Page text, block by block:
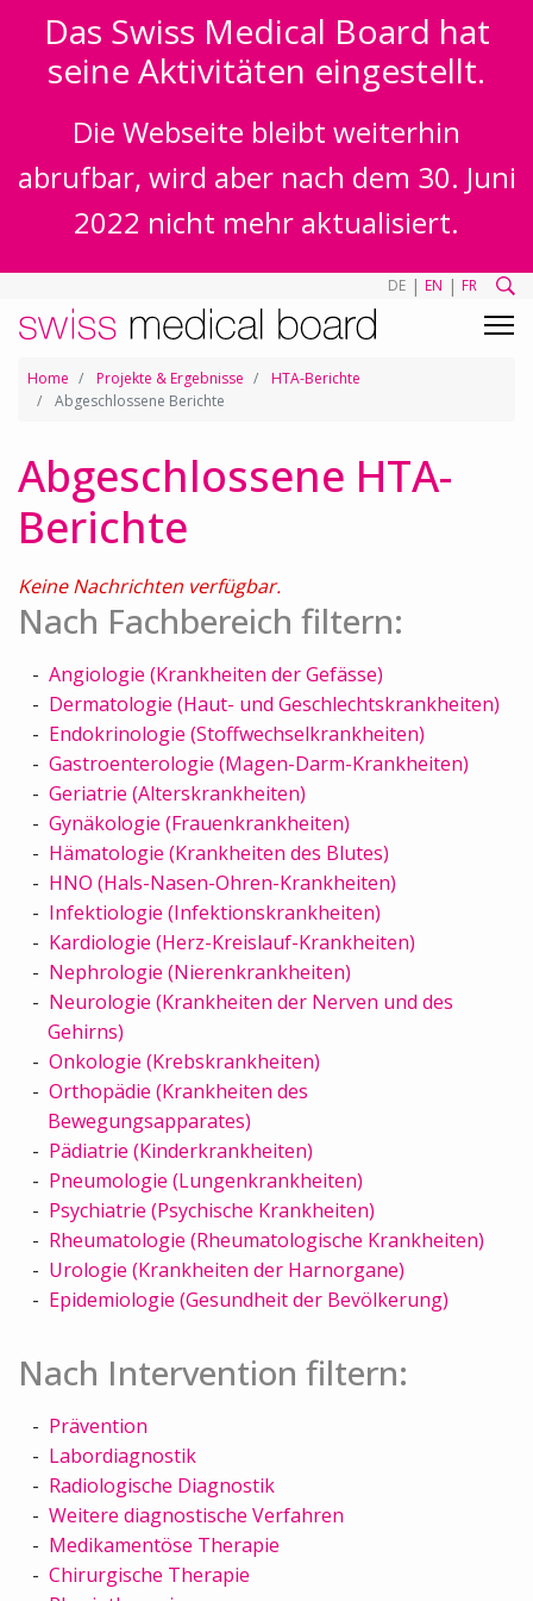
Das Swiss Medical Board hat
seine Aktivitäten eingestellt.
Die Webseite bleibt weiterhin
abrufbar, wird aber nach dem 30. Juni
2022 nicht mehr aktualisiert.
DE | EN | FR
Home Projekte & Ergebnisse
HTA-Berichte
Abgeschlossene Berichte
Abgeschlossene HTA-
Berichte
Keine Nachrichten verfügbar.
Nach Fachbereich filtern:
Angiologie (Krankheiten der Gefässe)
Dermatologie (Haut- und Geschlechtskrankheiten)
Endokrinologie (Stoffwechselkrankheiten)
Gastroenterologie (Magen-Darm-Krankheiten)
Geriatrie (Alterskrankheiten)
Gynäkologie (Frauenkrankheiten)
Hämatologie (Krankheiten des Blutes)
HNO (Hals-Nasen-Ohren-Krankheiten)
Infektiologie (Infektionskrankheiten)
Kardiologie (Herz-Kreislauf-Krankheiten)
Nephrologie (Nierenkrankheiten)
Neurologie (Krankheiten der Nerven und des
Gehirns)
Onkologie (Krebskrankheiten)
Orthopädie (Krankheiten des
Bewegungsapparates)
Pädiatrie (Kinderkrankheiten)
Pneumologie (Lungenkrankheiten)
Psychiatrie (Psychische Krankheiten)
Rheumatologie (Rheumatologische Krankheiten)
Urologie (Krankheiten der Harnorgane)
Epidemiologie (Gesundheit der Bevölkerung)
Nach Intervention filtern:
Prävention
Labordiagnostik
Radiologische Diagnostik
Weitere diagnostische Verfahren
Medikamentöse Therapie
Chirurgische Therapie